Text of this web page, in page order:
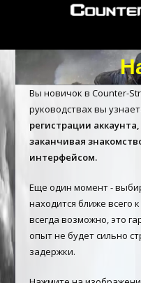
Вы новичок в Counter-
руководствах вы
регистрации
заканчивая
интерфейсом.
Еще один момент -
находится ближе всего
всегда возможно, это
опыт не будет сильно
задержки.